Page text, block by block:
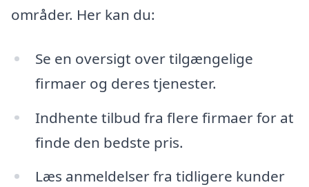
områder. Her kan du:
Se en oversigt over tilgængelige
firmaer og deres tjenester.
Indhente tilbud fra flere firmaer for at
finde den bedste pris.
Læs anmeldelser fra tidligere kunder